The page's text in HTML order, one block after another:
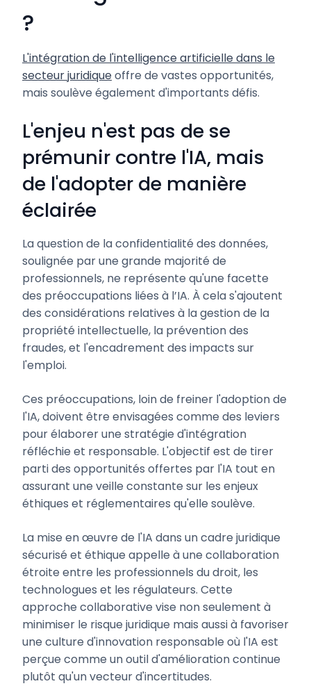
?
L'intégration de l'intelligence artificielle dans le
secteur juridiqueoffre de vastes opportunités,
mais soulève également d'importants défis.
L'enjeu n'est pas de se
prémunir contre l'IA, mais
de l'adopter de manière
éclairée
La question de la confidentialité des données,
soulignée par une grande majorité de
professionnels, ne représente qu'une facette
des préoccupations liées à l’IA. À cela s'ajoutent
des considérations relatives à la gestion de la
propriété intellectuelle, la prévention des
fraudes, et l'encadrement des impacts sur
l'emploi.
Ces préoccupations, loin de freiner l'adoption de
l'IA, doivent être envisagées comme des leviers
pour élaborer une stratégie d'intégration
réfléchie et responsable. L'objectif est de tirer
parti des opportunités offertes par l'IA tout en
assurant une veille constante sur les enjeux
éthiques et réglementaires qu'elle soulève.
La mise en œuvre de l'IA dans un cadre juridique
sécurisé et éthique appelle à une collaboration
étroite entre les professionnels du droit, les
technologues et les régulateurs. Cette
approche collaborative vise non seulement à
minimiser le risque juridique mais aussi à favoriser
une culture d'innovation responsable où l'IA est
perçue comme un outil d'amélioration continue
plutôt qu'un vecteur d'incertitudes.